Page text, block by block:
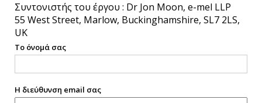
Συντονιστής του έργου : Dr Jon Moon, e-mel LLP
55 West Street, Marlow, Buckinghamshire, SL7 2LS,
UK
Το όνομά σας
Η διεύθυνση email σας